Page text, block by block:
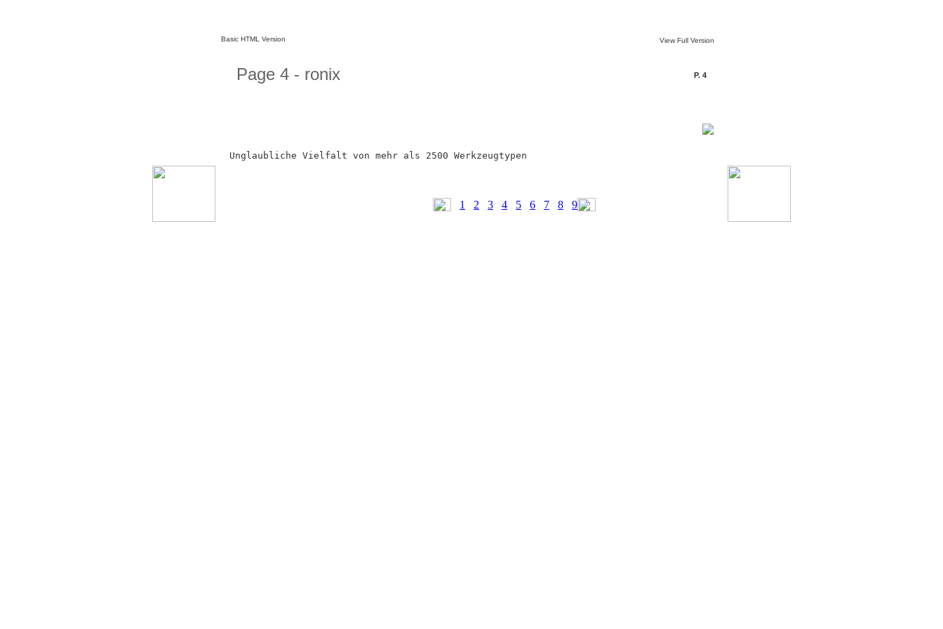
Basic HTML Version View Full Version
Page 4 - ronix P. 4
Unglaubliche Vielfalt von mehr als 2500 Werkzeugtypen
1 2 3 4 5 6 7 8 9